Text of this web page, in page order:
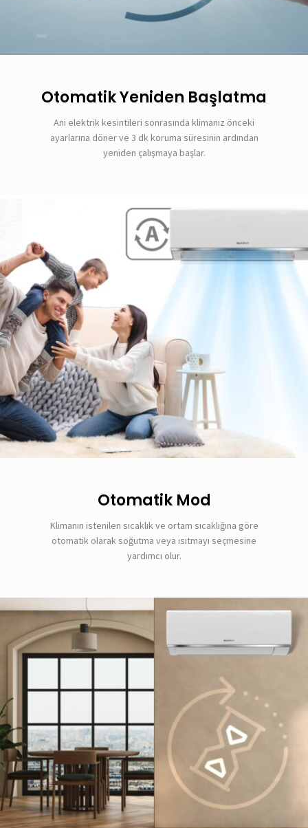
Otomatik Yeniden Başlatma
Ani elektrik kesintileri sonrasında klimanız önceki
ayarlarına döner ve 3 dk koruma süresinin ardından
yeniden çalışmaya başlar.
Otomatik Mod
Klimanın istenilen sıcaklık ve ortam sıcaklığına göre
otomatik olarak soğutma veya ısıtmayı seçmesine
yardımcı olur.